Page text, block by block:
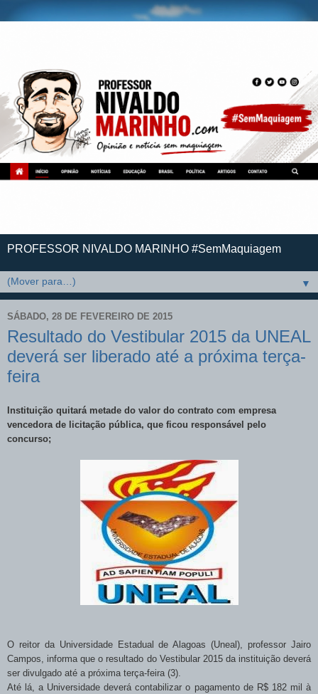
PROFESSOR NIVALDO MARINHO #SemMaquiagem
▼
SÁBADO, 28 DE FEVEREIRO DE 2015
Resultado do Vestibular 2015 da UNEAL
deverá ser liberado até a próxima terça-
feira
Instituição quitará metade do valor do contrato com empresa
vencedora de licitação pública, que ficou responsável pelo
concurso;
O reitor da Universidade Estadual de Alagoas (Uneal), professor Jairo
Campos, informa que o resultado do Vestibular 2015 da instituição deverá
ser divulgado até a próxima terça-feira (3).
Até lá, a Universidade deverá contabilizar o pagamento de R$ 182 mil à